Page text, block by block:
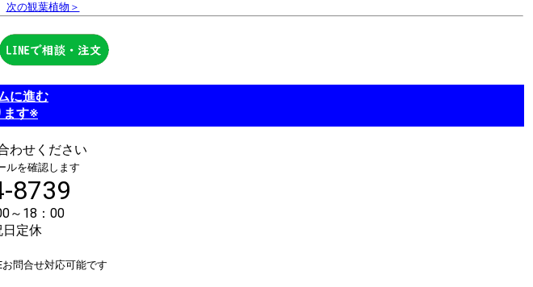
次の観葉植物＞
に進む
ます※
わせください
ルを確認します
8739
～18：00
日定休
問合せ対応可能です